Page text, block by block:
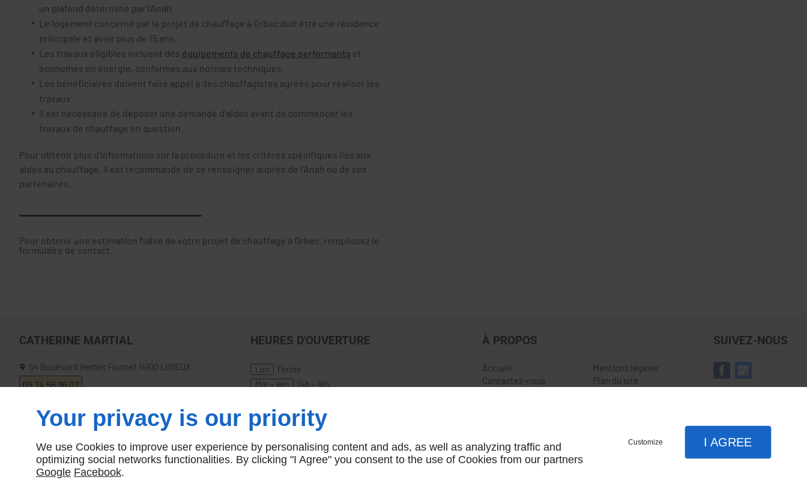
un plafond déterminé par l'Anah.
Le logement concerné par le projet de chauffage à Orbec doit être une résidence
principale et avoir plus de 15 ans.
Les travaux éligibles incluent des équipements de chauffage performants et
économes en énergie, conformes aux normes techniques.
Les bénéficiaires doivent faire appel à des chauffagistes agréés pour réaliser les
travaux.
Il est nécessaire de déposer une demande d'aides avant de commencer les
travaux de chauffage en question.
Pour obtenir plus d'informations sur la procédure et les critères spécifiques liés aux
aides au chauffage, il est recommandé de se renseigner auprès de l'Anah ou de ses
partenaires.
Pour obtenir une estimation fiable de votre projet de chauffage à Orbec, remplissez le
formulaire de contact.
CATHERINE MARTIAL
54 Boulevard Herbet Fournet 14100 LISIEUX
09 74 56 96 07
HEURES D'OUVERTURE
Lun
Fermé
Mar – Ven
14h – 18h
À PROPOS
Accueil
Contactez-nous
Mentions légales
Plan du site
SUIVEZ-NOUS
Your privacy is our priority
We use Cookies to improve user experience by personalising content and ads, as well as analyzing traffic and
optimizing social networks functionalities. By clicking "I Agree" you consent to the use of Cookies from our partners
Google Facebook.
Customize I AGREE